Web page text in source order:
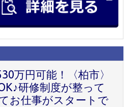
万円可能！〈柏市〉
研修制度が整って
お仕事がスタートで